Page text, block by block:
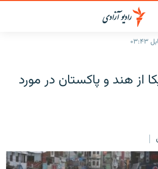
از هند و پاکستان در مورد